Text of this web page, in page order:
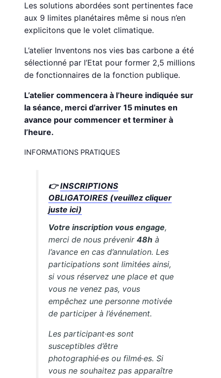
Les solutions abordées sont pertinentes face
aux 9 limites planétaires même si nous n’en
explicitons que le volet climatique.
L’atelier Inventons nos vies bas carbone a été
sélectionné par l’Etat pour former 2,5 millions
de fonctionnaires de la fonction publique.
L’atelier commencera à l’heure indiquée sur
la séance, merci d’arriver 15 minutes en
avance pour commencer et terminer à
l’heure.
INFORMATIONS PRATIQUES
👉INSCRIPTIONS
OBLIGATOIRES (veuillez cliquer
juste ici)
Votre inscription vous engage,
merci de nous prévenir48h à
l’avance en cas d’annulation. Les
participations sont limitées ainsi,
si vous réservez une place et que
vous ne venez pas, vous
empêchez une personne motivée
de participer à l’événement.
Les participant·es sont
susceptibles d’être
photographié·es ou filmé·es. Si
vous ne souhaitez pas apparaître